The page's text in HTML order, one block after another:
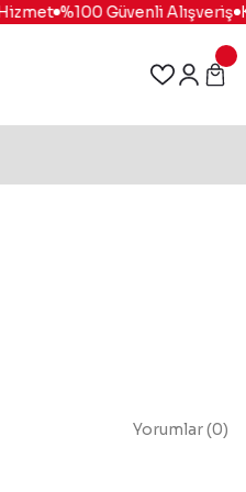
%100 Güvenli Alışveriş
Yorumlar (0)